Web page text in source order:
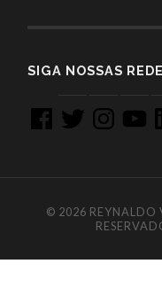
SIGA NOSSAS
FacebookTwitterInstagram
© 2026 REYNALDO